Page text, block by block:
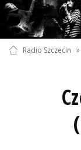
Radio Szczecin »